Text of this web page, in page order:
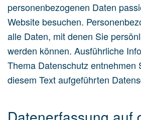
personenbezogenen Daten
Website besuchen.
alle Daten, mit denen Sie
werden können. Ausführliche
Thema Datenschutz entnehmen
diesem Text aufgeführten